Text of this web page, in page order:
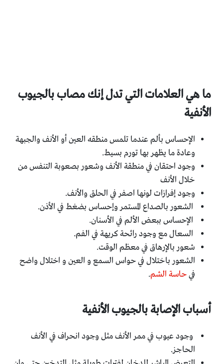
ما هي العلامات التي تدل إنك مصاب بالجيوب
الأنفية
الإحساس بألم عندما تلمس منطقه العين أو الأنف والجبهة
وعادة ما يظهر بها تورم بسيط.
وجود احتقان في منطقة الأنف وشعور بصعوبة التنفس من
خلال الأنف
وجود إفرازات لونها اصفر في الحلق والأنف.
الشعور بالصداع المستمر وإحساس بضغط في الأذن.
الإحساس ببعض الألم في الأسنان.
السعال مع وجود رائحة كريهة في الفم.
شعور بالإرهاق في معظم الوقت.
الشعور باختلال في حواس السمع و العين و اختلال واضح
فيحاسة الشم.
أسباب الإصابة بالجيوب الأنفية
وجود عيوب في ممر الأنف مثل وجود انحراف في الأنف
الحاجز.